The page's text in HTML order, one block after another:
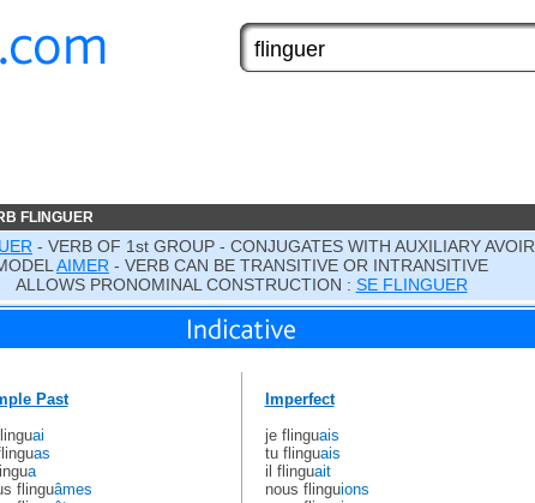
FLINGUER
- VERB OF 1st GROUP - CONJUGATES WITH AUXILIARY AVOIR
AIMER - VERB CAN BE TRANSITIVE OR INTRANSITIVE
ALLOWS PRONOMINAL CONSTRUCTION : SE FLINGUER
Past
ai
as
a
flinguâmes
Imperfect
je flinguais
tu flinguais
il flinguait
nous flinguions